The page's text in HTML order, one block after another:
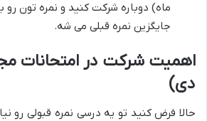
ماه) دوباره شرکت کنید و نمره تون رو
جایگزین نمره قبلی می شه.
اهمیت شرکت در امتحانات
دی)
حالا فرض کنید تو یه درسی نمره قبولی رو